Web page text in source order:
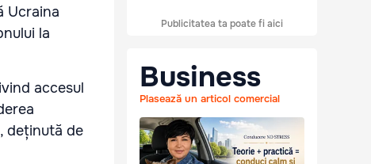
Ucraina
la
accesul
deținută de
Publicitatea ta poate fi aici
Business
Plasează un articol comercial